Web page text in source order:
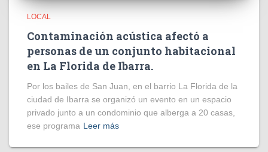
LOCAL
Contaminación acústica afectó a
personas de un conjunto habitacional
en La Florida de Ibarra.
Por los bailes de San Juan, en el barrio La Florida de la
ciudad de Ibarra se organizó un evento en un espacio
privado junto a un condominio que alberga a 20 casas,
ese programa Leer más